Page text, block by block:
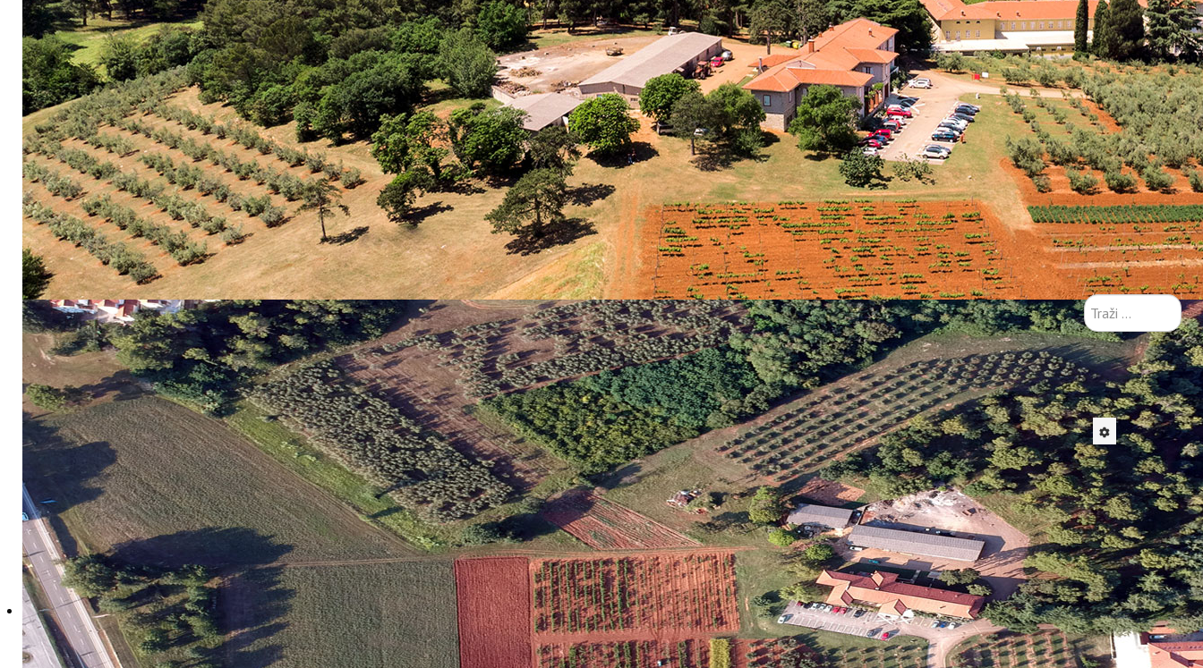
Genetički laboratorij
Ažurirano: 19 Travanj 2021
Genetički laboratorij Instituta za poljoprivredu i turizam u Poreču osnovan je 2003. godine, s ciljem provedbe analiza potrebnih za formiranje iodržavanje
(zdravstvenu kontrolu) pokusnih nasada i banke gena autohtonih sorti vinove loze, maslina i drugih poljoprivrednih kultura.
Laboratorij djeluje u sklopu Zavoda za poljoprivredu i prehranu, a opremljen je osnovnom laboratorijskom opremom za zdravstvenu kontrolu te molekularnu
analizu biljnog materijala.
U Genetičkom laboratoriju obavljaju se prvenstveno analize u sklopu znanstveno-istraživačkih projekata u području biotehnologije, usmjerenih naočuvanje i
zaštitu biljnih genetskih resursa te zaštitu podrijetla autohtonih proizvoda.
U okviru komercijalne djelatnosti laboratorij obavlja DNA analizu biljnog materijala mediteranskih kultura (maslina i vinova loza) u svrhu utvrđivanja genotipa,
analize srodstva te procjene razine unutar sortne raznolikosti.
Kontakti:
Traži
...